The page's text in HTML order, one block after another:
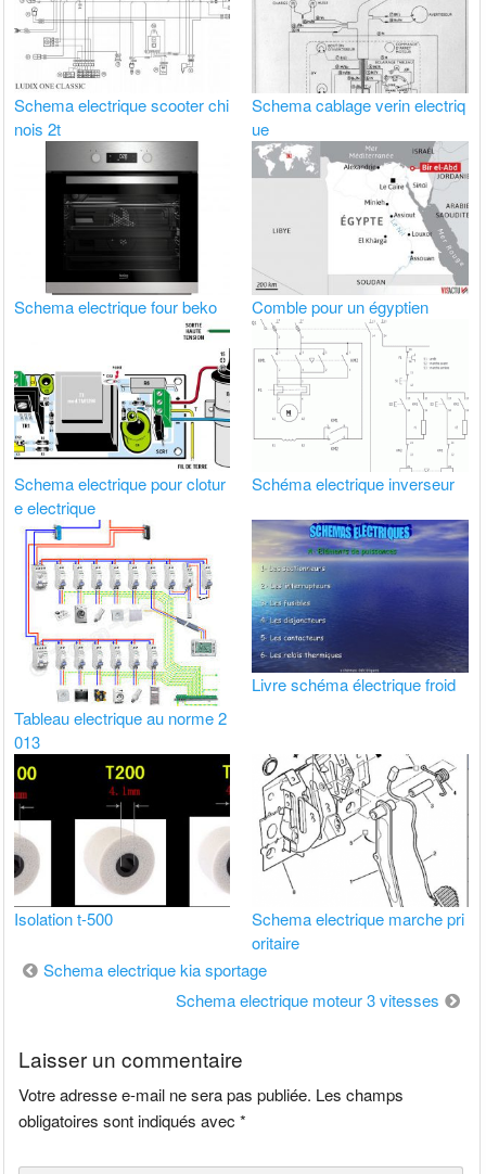
Schema electrique scooter chi
nois 2t
Schema cablage verin electriq
ue
Schema electrique four beko Comble pour un égyptien
Schema electrique pour clotur
e electrique
Schéma electrique inverseur
Tableau electrique au norme 2
013
Livre schéma électrique froid
Isolation t-500
Schema electrique marche pri
oritaire
Navigation
Schema electrique kia sportage
Schema electrique moteur 3 vitesses
Laisser un commentaire
Votre adresse e-mail ne sera pas publiée. Les champs
obligatoires sont indiqués avec*